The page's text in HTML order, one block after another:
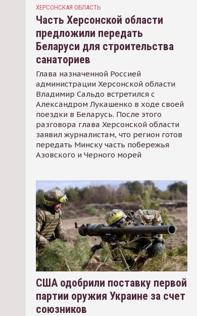
ХЕРСОНСКАЯ ОБЛАСТЬ
Часть Херсонской области
предложили передать
Беларуси для строительства
санаториев
Глава назначенной Россией
администрации Херсонской области
Владимир Сальдо встретился с
Александром Лукашенко в ходе своей
поездки в Беларусь. После этого
разговора глава Херсонской области
заявил журналистам, что регион готов
передать Минску часть побережья
Азовского и Черного морей
США одобрили поставку первой
партии оружия Украине за счет
союзников